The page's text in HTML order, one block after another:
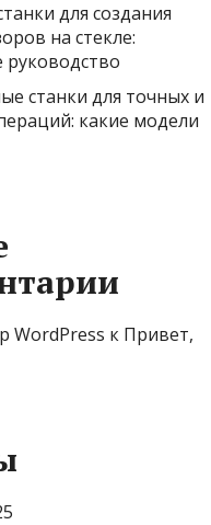
для создания
на стекле:
станки для точных и
какие модели
WordPress к Привет,